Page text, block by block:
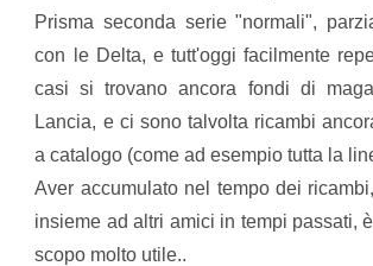
Prisma seconda serie "normali",
con le Delta, e tutt'oggi facilmente
casi si trovano ancora fondi di
Lancia, e ci sono talvolta ricambi
a catalogo (come ad esempio tutta la
​Aver accumulato nel tempo dei
insieme ad altri amici in tempi passati,
scopo molto utile..